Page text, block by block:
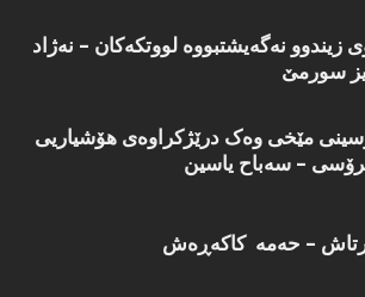
زیندوو نه‌گه‌یشتبووه‌ لووتكه‌كان – نه‌ژاد
سورمێ
مێخی وەک درێژکراوەی هۆشیاریی
– سەباح یاسین
– حەمە کاکەڕەش